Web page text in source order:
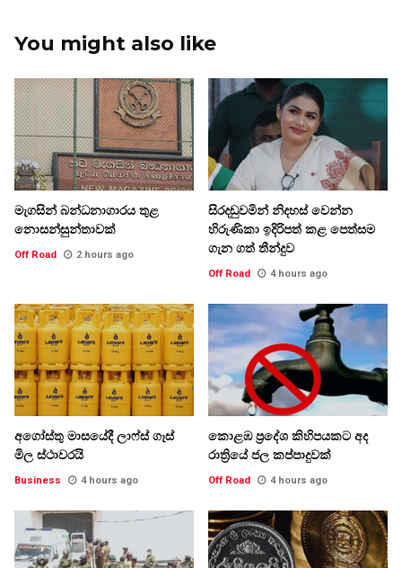
You might also like
මැගසින් බන්ධනාගාරය තුළ
නොසන්සුන්තාවක්
Off Road 2 hours ago
සිරදඬුවමින් නිදහස් වෙන්න
හිරුණිකා ඉදිරිපත් කළ පෙත්සම
ගැන ගත් තීන්දුව
Off Road 4 hours ago
අගෝස්තු මාසයේදී ලාෆ්ස් ගෑස්
මිල ස්ථාවරයි
Business 4 hours ago
කොළඹ ප්‍රදේශ කිහිපයකට අද
රාත්‍රියේ ජල කප්පාදුවක්
Off Road 4 hours ago